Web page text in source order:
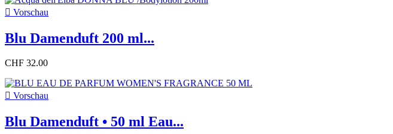
 Vorschau
Blu Damenduft 200 ml...
CHF 32.00
 Vorschau
Blu Damenduft • 50 ml Eau...